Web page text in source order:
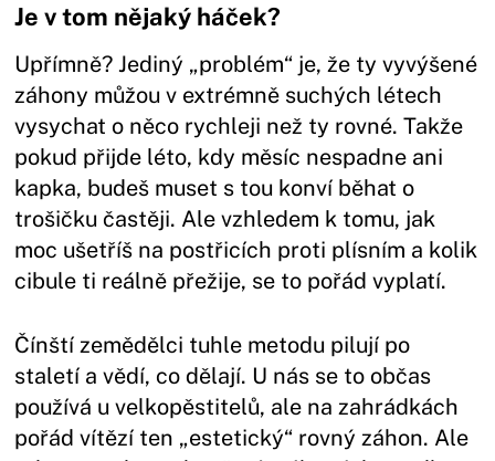
Je v tom nějaký háček?
Upřímně? Jediný „problém“ je, že ty vyvýšené
záhony můžou v extrémně suchých létech
vysychat o něco rychleji než ty rovné. Takže
pokud přijde léto, kdy měsíc nespadne ani
kapka, budeš muset s tou konví běhat o
trošičku častěji. Ale vzhledem k tomu, jak
moc ušetříš na postřicích proti plísním a kolik
cibule ti reálně přežije, se to pořád vyplatí.
Čínští zemědělci tuhle metodu pilují po
staletí a vědí, co dělají. U nás se to občas
používá u velkopěstitelů, ale na zahrádkách
pořád vítězí ten „estetický“ rovný záhon. Ale